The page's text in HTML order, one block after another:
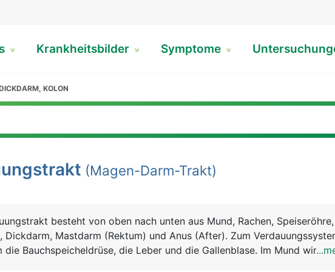
Krankheitsbilder Symptome
KOLON
(Magen-Darm-Trakt)
besteht von oben nach unten aus Mund, Rachen,
Dickdarm, Mastdarm (Rektum) und Anus (After). Zum
die Bauchspeicheldrüse, die Leber und die Gallenblase. Im Mund wird